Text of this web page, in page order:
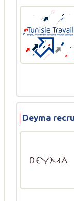
Deyma